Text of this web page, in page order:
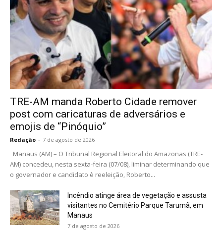
TRE-AM manda Roberto Cidade remover
post com caricaturas de adversários e
emojis de “Pinóquio”
Redação - 7 de agosto de 2026
Manaus (AM) – O Tribunal Regional Eleitoral do Amazonas (TRE-
AM) concedeu, nesta sexta-feira (07/08), liminar determinando que
o governador e candidato è reeleição, Roberto...
Incêndio atinge área de vegetação e assusta
visitantes no Cemitério Parque Tarumã, em
Manaus
7 de agosto de 2026